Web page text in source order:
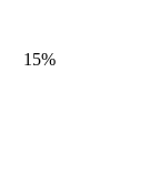
15%